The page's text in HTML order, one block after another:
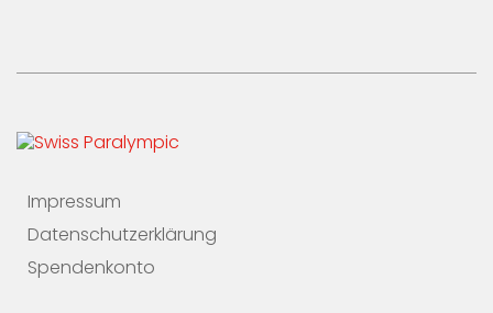
Impressum
Datenschutzerklärung
Spendenkonto